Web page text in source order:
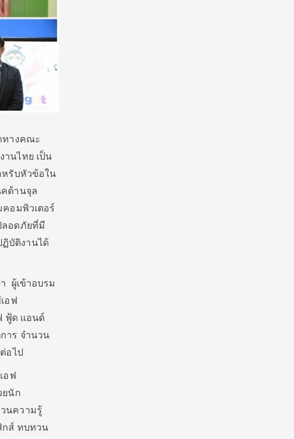
ทางคณะ
านไทย เป็น
หรับหัวข้อใน
ด้านจุล
คอมพิวเตอร์
ลอดภัยที่มี
บัติงานได้
ผู้เข้าอบรม
อฟ
ฟู้ด แอนด์
าร จำนวน
อไป
อฟ
ยนัก
นความรู้
กส์ ทบทวน